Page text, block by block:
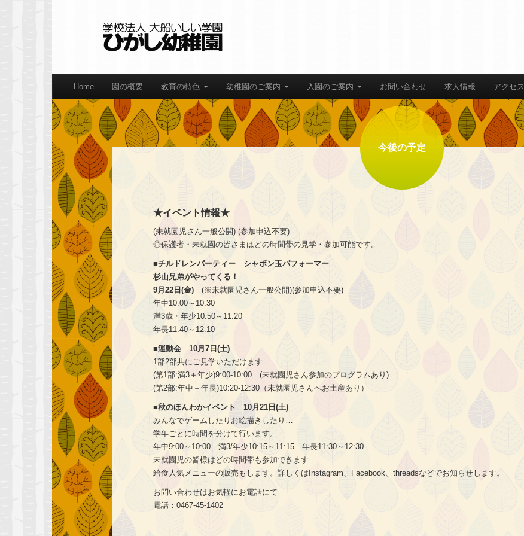
Home 園の概要 教育の特色 幼稚園のご案内 入園のご案内 お問い合わせ 求人情報 アクセス
今後の予定
★イベント情報★
(未就園児さん一般公開) (参加申込不要)
◎保護者・未就園の皆さまはどの時間帯の見学・参加可能です。
■チルドレンパーティー シャボン玉パフォーマー
杉山兄弟がやってくる！
9月22日(金)(※未就園児さん一般公開)(参加申込不要)
年中10:00～10:30
満3歳・年少10:50～11:20
年長11:40～12:10
■運動会 10月7日(土)
1部2部共にご見学いただけます
(第1部:満3＋年少)9:00-10:00 (未就園児さん参加のプログラムあり)
(第2部:年中＋年長)10:20-12:30（未就園児さんへお土産あり）
■秋のほんわかイベント 10月21日(土)
みんなでゲームしたりお絵描きしたり…
学年ごとに時間を分けて行います。
年中9:00～10:00 満3/年少10:15～11:15 年長11:30～12:30
未就園児の皆様はどの時間帯も参加できます
給食人気メニューの販売もします。詳しくはInstagram、Facebook、threadsなどでお知らせします。
お問い合わせはお気軽にお電話にて
電話：0467-45-1402